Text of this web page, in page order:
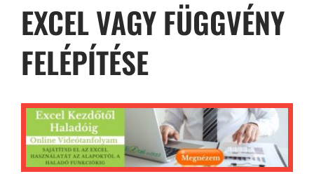
EXCEL VAGY FÜGGVÉNY
FELÉPÍTÉSE